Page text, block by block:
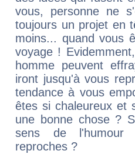
vous, personne ne
toujours un projet en
moins... quand vous
voyage !
homme peuvent
iront jusqu'à vous
tendance à vous
êtes si chaleureux et
une bonne chose ?
sens de l'humour
reproches ?